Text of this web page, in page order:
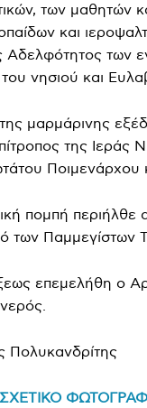
των μαθητών
και
Αδελφότητος των
νησιού και
μαρμάρινης
της Ιεράς
πομπή
των Παμμεγίστων
επεμελήθη ο
Πολυκανδρίτης